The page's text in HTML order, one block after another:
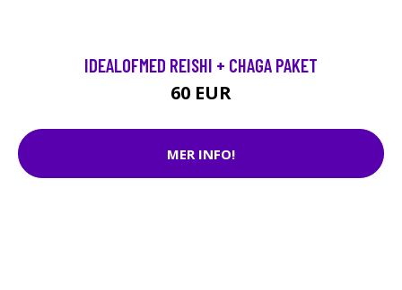
IDEALOFMED REISHI + CHAGA PAKET
60 EUR
MER INFO!